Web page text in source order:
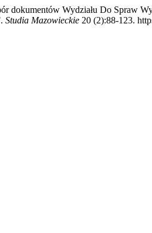
dokumentów Wydziału Do Spraw
Studia Mazowieckie 20 (2):88-123.